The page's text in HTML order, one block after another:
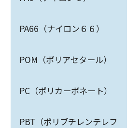
PA66（ナイロン６６）
POM（ポリアセタール）
PC（ポリカーボネート）
PBT（ポリブチレンテレフ